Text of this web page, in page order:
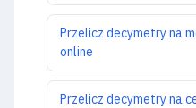
Przelicz decymetry na
online
Przelicz decymetry na